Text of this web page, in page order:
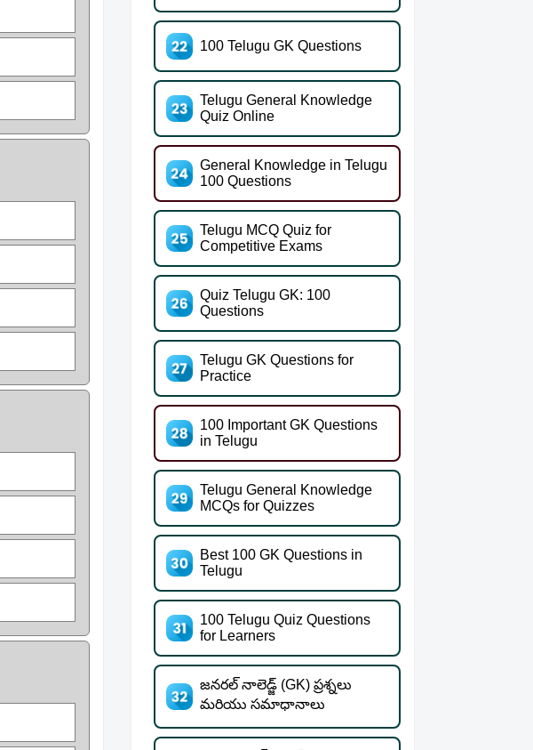
100 Telugu GK Questions
Telugu General Knowledge
Quiz Online
General Knowledge in Telugu
100 Questions
Telugu MCQ Quiz for
Competitive Exams
Quiz Telugu GK: 100
Questions
Telugu GK Questions for
Practice
100 Important GK Questions
in Telugu
Telugu General Knowledge
MCQs for Quizzes
Best 100 GK Questions in
Telugu
100 Telugu Quiz Questions
for Learners
జనరల్ నాలెడ్జ్ (GK) ప్రశ్నలు
మరియు సమాధానాలు